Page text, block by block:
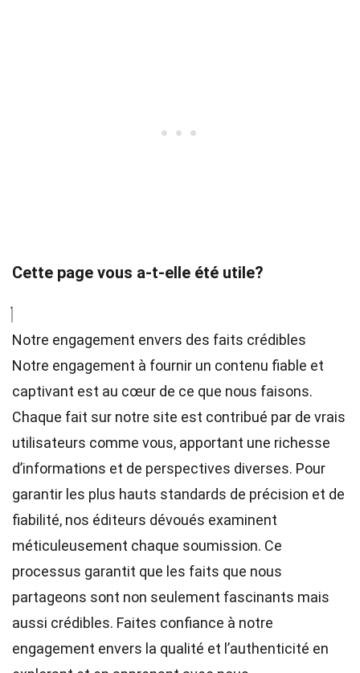
Cette page vous a-t-elle été utile?
Notre engagement envers des faits crédibles
Notre engagement à fournir un contenu fiable et
captivant est au cœur de ce que nous faisons.
Chaque fait sur notre site est contribué par de vrais
utilisateurs comme vous, apportant une richesse
d’informations et de perspectives diverses. Pour
garantir les plus hauts standards de précision et de
fiabilité, nos éditeurs dévoués examinent
méticuleusement chaque soumission. Ce
processus garantit que les faits que nous
partageons sont non seulement fascinants mais
aussi crédibles. Faites confiance à notre
engagement envers la qualité et l’authenticité en